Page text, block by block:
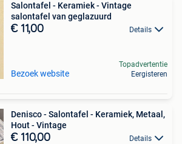
Salontafel - Keramiek - Vintage
salontafel van geglazuurd
€ 11,00 Details
Bezoek website
Topadvertentie
Eergisteren
Denisco - Salontafel - Keramiek, Metaal,
Hout - Vintage
€ 110,00 Details